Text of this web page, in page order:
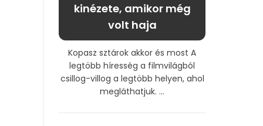
kinézete, amikor még
volt haja
Kopasz sztárok akkor és most A
legtöbb híresség a filmvilágból
csillog-villog a legtöbb helyen, ahol
megláthatjuk. ...